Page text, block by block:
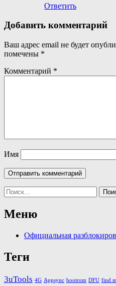
Ответить
Добавить комментарий
Ваш адрес email не будет
помечены *
Комментарий *
Имя
Найти:
Меню
Официальная
Теги
3uTools 4G Appsync bootrom DFU find